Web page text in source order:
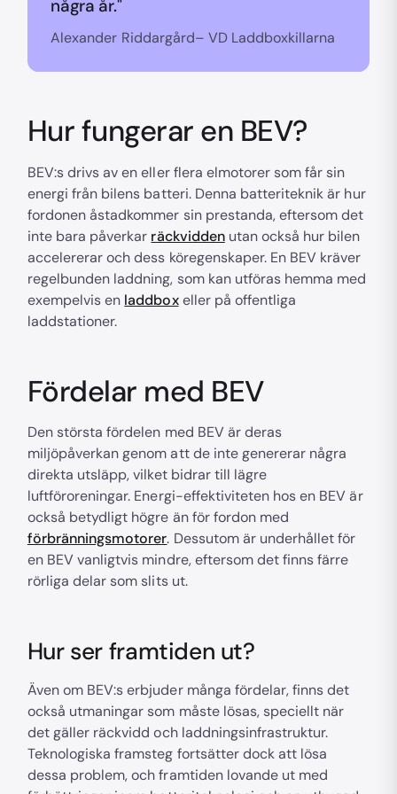
några år."
Alexander Riddargård– VD Laddboxkillarna
Hur fungerar en BEV?
BEV:s drivs av en eller flera elmotorer som får sin
energi från bilens batteri. Denna batteriteknik är hur
fordonen åstadkommer sin prestanda, eftersom det
inte bara påverkar räckviddenutan också hur bilen
accelererar och dess köregenskaper. En BEV kräver
regelbunden laddning, som kan utföras hemma med
exempelvis en laddboxeller på offentliga
laddstationer.
Fördelar med BEV
Den största fördelen med BEV är deras
miljöpåverkan genom att de inte genererar några
direkta utsläpp, vilket bidrar till lägre
luftföroreningar. Energi-effektiviteten hos en BEV är
också betydligt högre än för fordon med
förbränningsmotorer. Dessutom är underhållet för
en BEV vanligtvis mindre, eftersom det finns färre
rörliga delar som slits ut.
Hur ser framtiden ut?
Även om BEV:s erbjuder många fördelar, finns det
också utmaningar som måste lösas, speciellt när
det gäller räckvidd och laddningsinfrastruktur.
Teknologiska framsteg fortsätter dock att lösa
dessa problem, och framtiden lovande ut med